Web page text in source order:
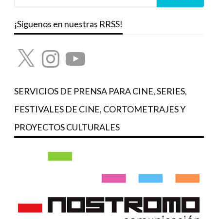
¡Síguenos en nuestras RRSS!
X InstagramYouTube
SERVICIOS DE PRENSA PARA CINE, SERIES,
FESTIVALES DE CINE, CORTOMETRAJES Y
PROYECTOS CULTURALES